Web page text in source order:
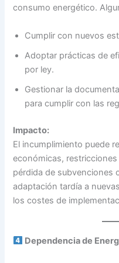
consumo energético.
Cumplir con nuevos
Adoptar prácticas de
por ley.
Gestionar la
para cumplir con las
Impacto:
El incumplimiento puede
económicas,
pérdida de subvenciones
adaptación tardía a
los costes de
Dependencia de